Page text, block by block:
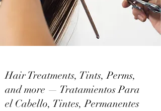
Hair Treatments, Tints, Perms,
and more — Tratamientos Para
el Cabello, Tintes, Permanentes